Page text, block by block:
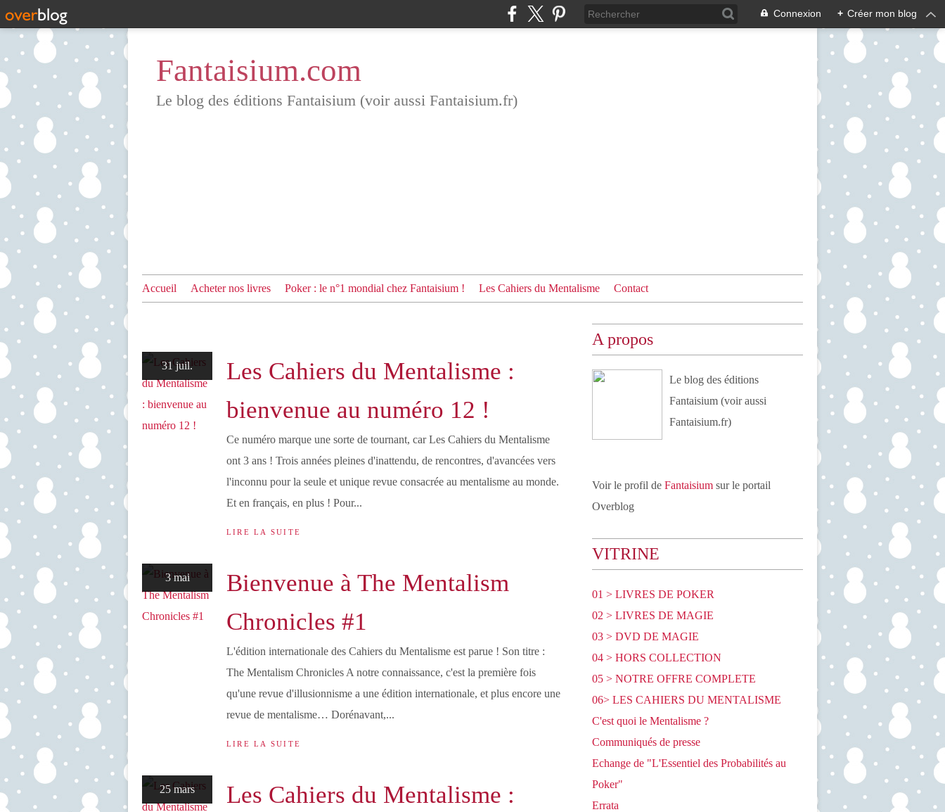
Connexion + Créer mon blog
Fantaisium.com
Le blog des éditions Fantaisium (voir aussi Fantaisium.fr)
Accueil Acheter nos livres Poker : le n°1 mondial chez Fantaisium ! Les Cahiers du Mentalisme Contact
31 juil.
Les Cahiers du Mentalisme :
bienvenue au numéro 12 !
Ce numéro marque une sorte de tournant, car Les Cahiers du Mentalisme
ont 3 ans ! Trois années pleines d'inattendu, de rencontres, d'avancées vers
l'inconnu pour la seule et unique revue consacrée au mentalisme au monde.
Et en français, en plus ! Pour...
LIRE LA SUITE
3 mai
Bienvenue à The Mentalism
Chronicles #1
L'édition internationale des Cahiers du Mentalisme est parue ! Son titre :
The Mentalism Chronicles A notre connaissance, c'est la première fois
qu'une revue d'illusionnisme a une édition internationale, et plus encore une
revue de mentalisme… Dorénavant,...
LIRE LA SUITE
25 mars
Les Cahiers du Mentalisme :
A propos
Le blog des éditions
Fantaisium (voir aussi
Fantaisium.fr)
Voir le profil de Fantaisium sur le portail
Overblog
VITRINE
01 > LIVRES DE POKER
02 > LIVRES DE MAGIE
03 > DVD DE MAGIE
04 > HORS COLLECTION
05 > NOTRE OFFRE COMPLETE
06> LES CAHIERS DU MENTALISME
C'est quoi le Mentalisme ?
Communiqués de presse
Echange de "L'Essentiel des Probabilités au
Poker"
Errata